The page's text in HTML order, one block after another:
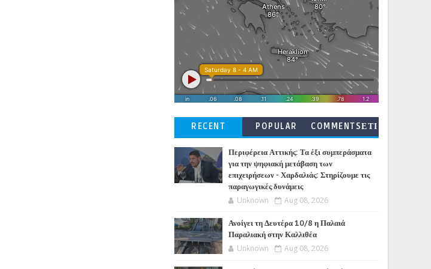
RECENT POPULAR
COMMENTSΕΤΙ
Περιφέρεια Αττικής: Τα έξι συμπεράσματα
για την ψηφιακή μετάβαση των
επιχειρήσεων - Χαρδαλιάς: Στηρίζουμε τις
παραγωγικές δυνάμεις
Unknown Aug 08, 2026
Ανοίγει τη Δευτέρα 10/8 η Παλαιά
Παραλιακή στην Καλλιθέα
Unknown Aug 08, 2026